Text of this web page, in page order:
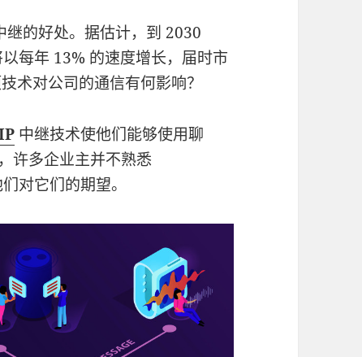
继的好处。据估计，到 2030
每年 13% 的速度增长，届时市
术对公司的通信有何影响？
中继技术使他们能够使用聊
许多企业主并不熟悉
对它们的期望。